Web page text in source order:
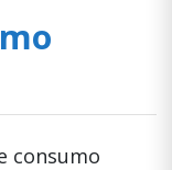
consumo